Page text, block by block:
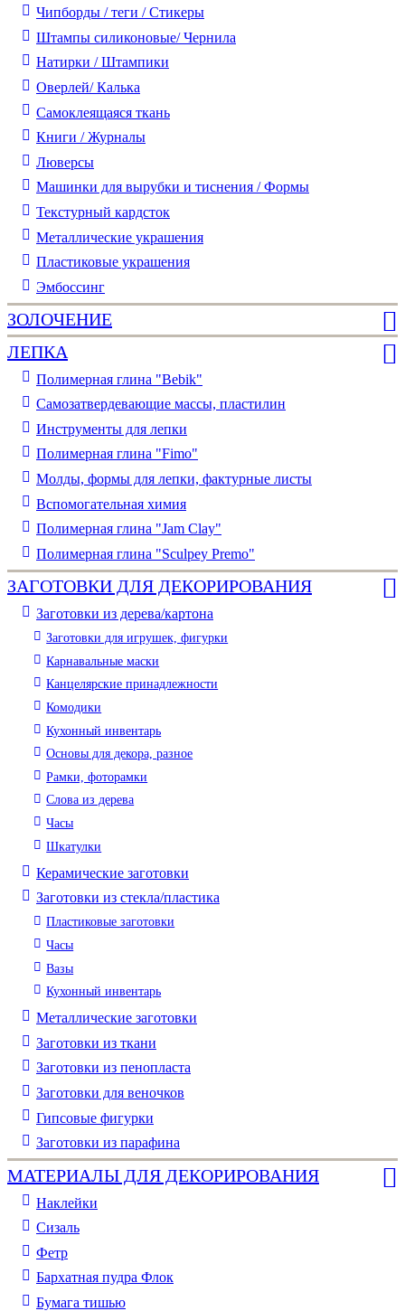
Чипборды / теги / Стикеры
Штампы силиконовые/ Чернила
Натирки / Штампики
Оверлей/ Калька
Самоклеящаяся ткань
Книги / Журналы
Люверсы
Машинки для вырубки и тиснения / Формы
Текстурный кардсток
Металлические украшения
Пластиковые украшения
Эмбоссинг
ЗОЛОЧЕНИЕ
ЛЕПКА
Полимерная глина "Bebik"
Самозатвердевающие массы, пластилин
Инструменты для лепки
Полимерная глина "Fimo"
Молды, формы для лепки, фактурные листы
Вспомогательная химия
Полимерная глина "Jam Clay"
Полимерная глина "Sculpey Premo"
ЗАГОТОВКИ ДЛЯ ДЕКОРИРОВАНИЯ
Заготовки из дерева/картона
Заготовки для игрушек, фигурки
Карнавальные маски
Канцелярские принадлежности
Комодики
Кухонный инвентарь
Основы для декора, разное
Рамки, фоторамки
Слова из дерева
Часы
Шкатулки
Керамические заготовки
Заготовки из стекла/пластика
Пластиковые заготовки
Часы
Вазы
Кухонный инвентарь
Металлические заготовки
Заготовки из ткани
Заготовки из пенопласта
Заготовки для веночков
Гипсовые фигурки
Заготовки из парафина
МАТЕРИАЛЫ ДЛЯ ДЕКОРИРОВАНИЯ
Наклейки
Сизаль
Фетр
Бархатная пудра Флок
Бумага тишью